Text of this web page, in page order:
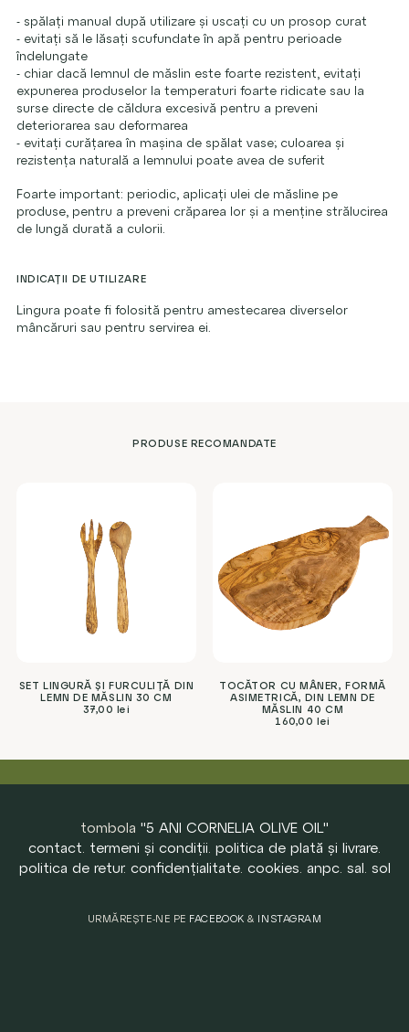
- spălați manual după utilizare și uscați cu un prosop curat
- evitați să le lăsați scufundate în apă pentru perioade
îndelungate
- chiar dacă lemnul de măslin este foarte rezistent, evitați
expunerea produselor la temperaturi foarte ridicate sau la
surse directe de căldura excesivă pentru a preveni
deteriorarea sau deformarea
- evitați curățarea în mașina de spălat vase; culoarea și
rezistența naturală a lemnului poate avea de suferit
Foarte important: periodic, aplicați ulei de măsline pe
produse, pentru a preveni crăparea lor și a menține strălucirea
de lungă durată a culorii.
INDICAȚII DE UTILIZARE
Lingura poate fi folosită pentru amestecarea diverselor
mâncăruri sau pentru servirea ei.
PRODUSE RECOMANDATE
SET LINGURĂ ȘI FURCULIȚĂ DIN
LEMN DE MĂSLIN 30 CM
37,00 lei
TOCĂTOR CU MÂNER, FORMĂ
ASIMETRICĂ, DIN LEMN DE
MĂSLIN 40 CM
160,00lei
tombola "5 ANI CORNELIA OLIVE OIL"
contact termeni și condiții politica de plată și livrare
politica de retur. confidențialitate. cookies anpc. sal sol
URMĂREȘTE-NE PE FACEBOOK & INSTAGRAM